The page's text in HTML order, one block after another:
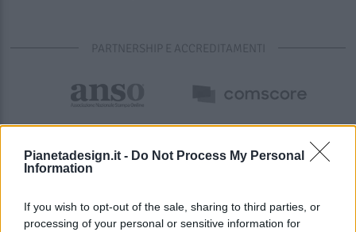
Pianetadesign.it - Do Not Process My Personal
Information
If you wish to opt-out of the sale, sharing to third parties, or
processing of your personal or sensitive information for
PARTNERSHIP E ACCREDITAMENTI